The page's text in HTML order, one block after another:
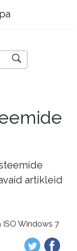
artikleid
ISO Windows 7